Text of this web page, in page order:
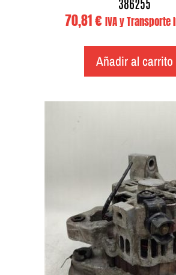
70,81€ IVA y Transporte
Añadir al carrito